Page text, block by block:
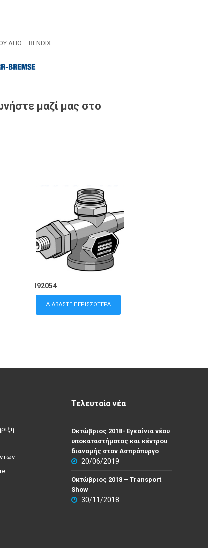
ΑΠΟΞ. BENDIX
μαζί μας στο
I92054
ΔΙΑΒΆΣΤΕ ΠΕΡΙΣΣΌΤΕΡΑ
Τελευταία νέα
Οκτώβριος 2018- Εγκαίνια νέου
υποκαταστήματος και κέντρου
διανομής στον Ασπρόπυργο
20/06/2019
Οκτώβριος 2018 – Transport
Show
30/11/2018